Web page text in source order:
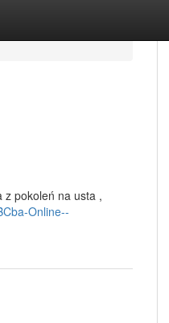
z pokoleń na usta ,
Online--